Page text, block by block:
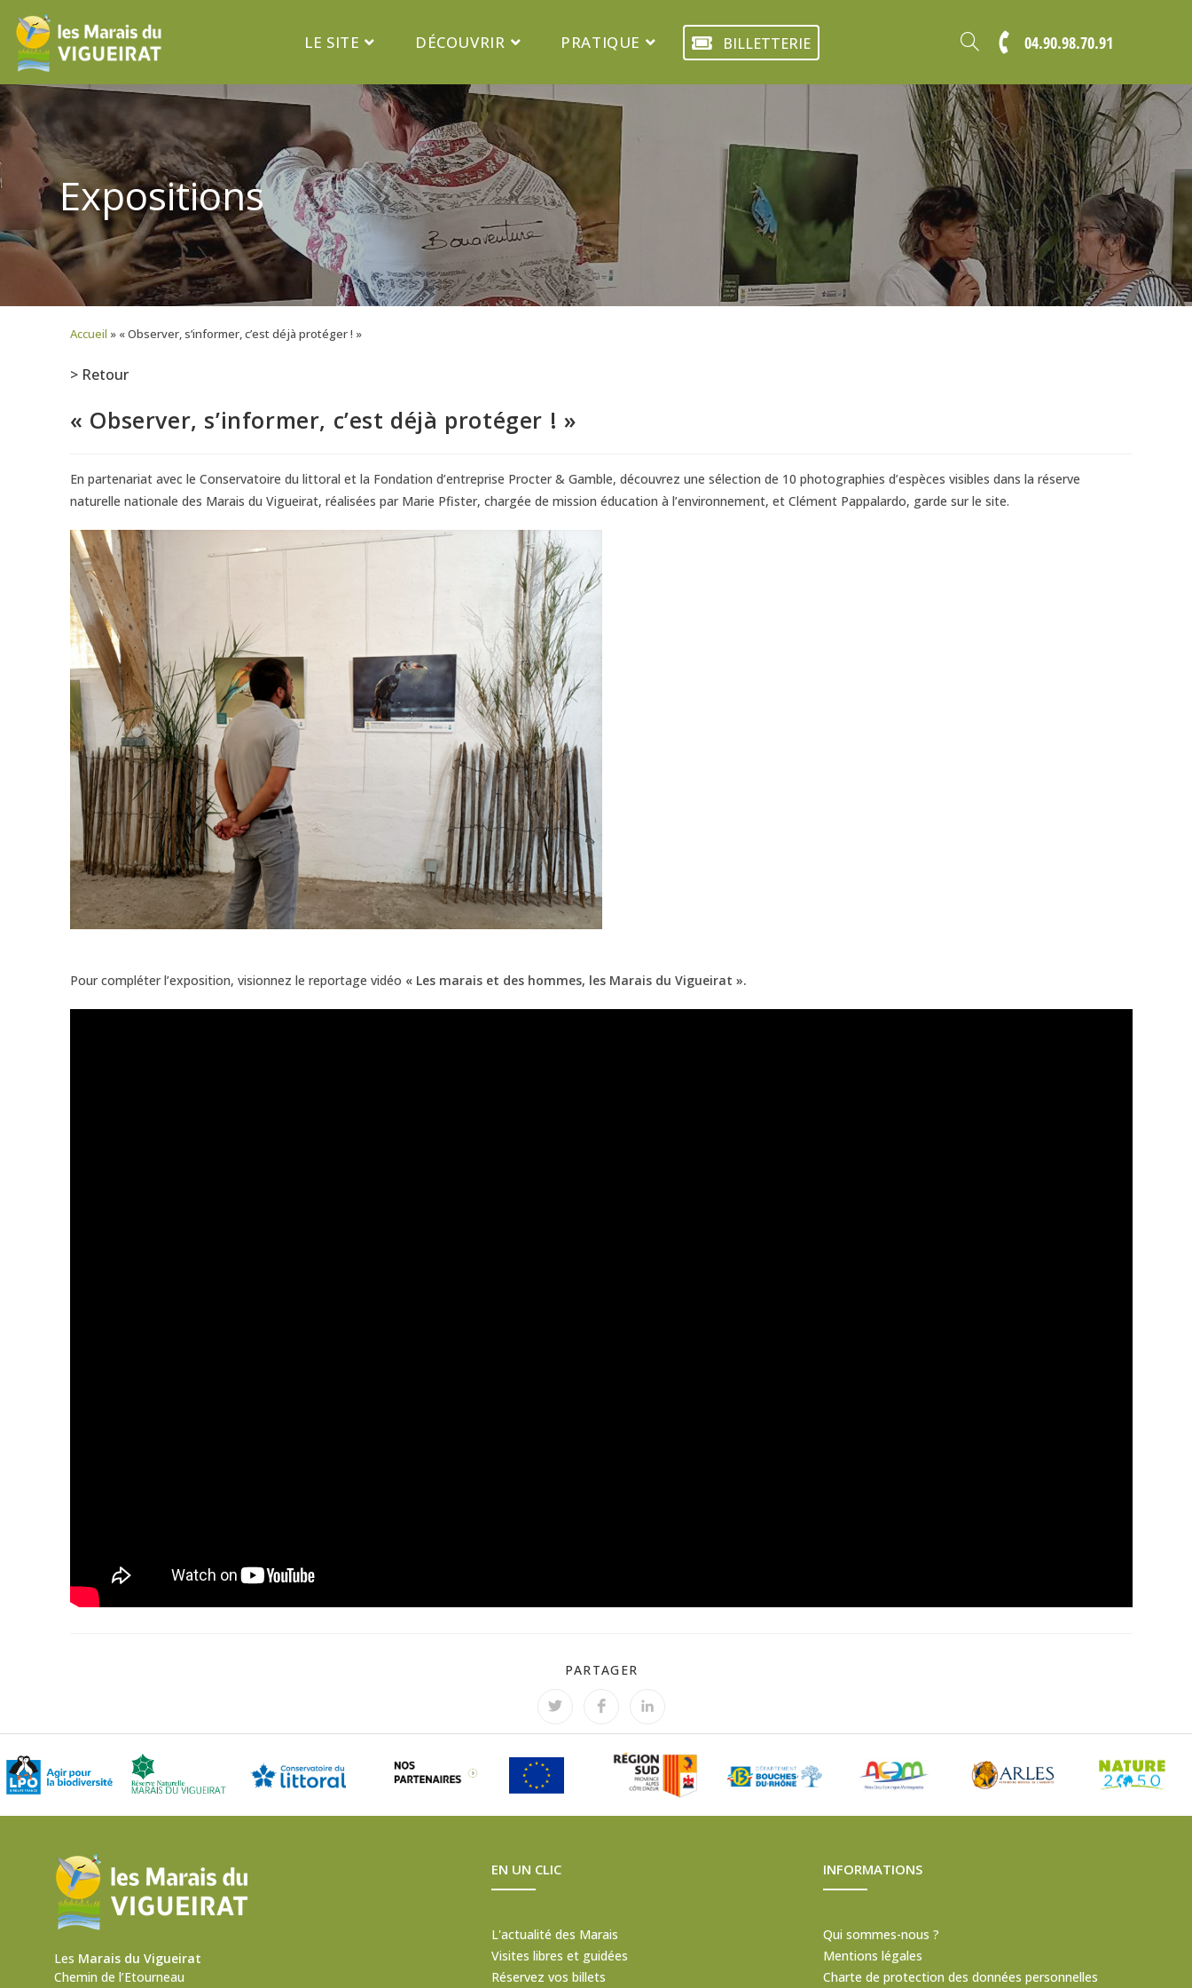
LE SITE DÉCOUVRIR PRATIQUE BILLETTERIE 04.90.98.70.91
Expositions
Accueil » « Observer, s’informer, c’est déjà protéger ! »
> Retour
« Observer, s’informer, c’est déjà protéger ! »
En partenariat avec le Conservatoire du littoral et la Fondation d’entreprise Procter & Gamble, découvrez une sélection de 10 photographies d’espèces visibles dans la réserve
naturelle nationale des Marais du Vigueirat, réalisées par Marie Pfister, chargée de mission éducation à l’environnement, et Clément Pappalardo, garde sur le site.
Pour compléter l’exposition, visionnez le reportage vidéo « Les marais et des hommes, les Marais du Vigueirat ».
PARTAGER
Les Marais du Vigueirat
Chemin de l’Etourneau
EN UN CLIC
L'actualité des Marais
Visites libres et guidées
Réservez vos billets
INFORMATIONS
Qui sommes-nous ?
Mentions légales
Charte de protection des données personnelles